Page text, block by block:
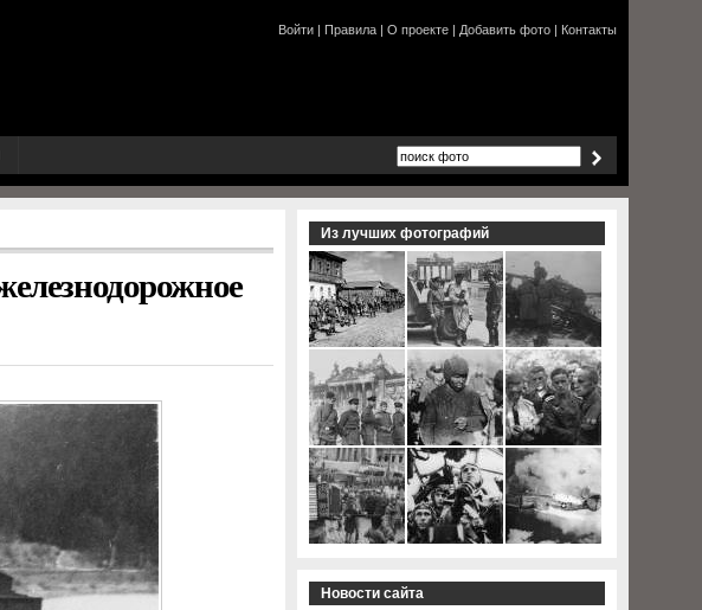
Войти | Правила | О проекте | Добавить фото | Контакты
Из лучших фотографий
Новости сайта